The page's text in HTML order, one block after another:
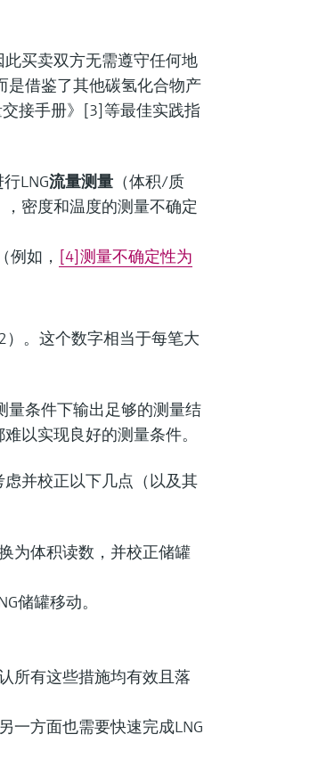
买卖双方无需遵守任何地
是借鉴了其他碳氢化合物产
交接手册》[3]等最佳实践指
LNG流量测量 （体积/质
，密度和温度的测量不确定
例如， [4]测量不确定性为
）。这个数字相当于每笔大
量条件下输出足够的测量结
以实现良好的测量条件。
虑并校正以下几点（以及其
为体积读数，并校正储罐
储罐移动。
所有这些措施均有效且落
一方面也需要快速完成LNG